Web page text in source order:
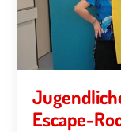
Escape-